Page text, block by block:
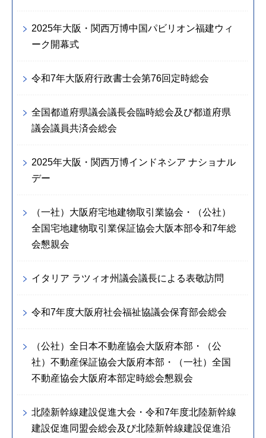
2025年大阪・関西万博中国パビリオン福建ウィ
ーク開幕式
令和7年大阪府行政書士会第76回定時総会
全国都道府県議会議長会臨時総会及び都道府県
議会議員共済会総会
2025年大阪・関西万博インドネシア ナショナル
デー
（一社）大阪府宅地建物取引業協会・（公社）
全国宅地建物取引業保証協会大阪本部令和7年総
会懇親会
イタリア ラツィオ州議会議長による表敬訪問
令和7年度大阪府社会福祉協議会保育部会総会
（公社）全日本不動産協会大阪府本部・（公
社）不動産保証協会大阪府本部・（一社）全国
不動産協会大阪府本部定時総会懇親会
北陸新幹線建設促進大会・令和7年度北陸新幹線
建設促進同盟会総会及び北陸新幹線建設促進沿